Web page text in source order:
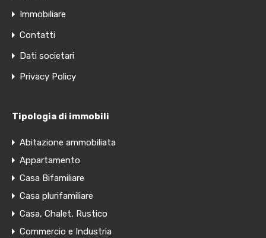
Immobiliare
Contatti
Dati societari
Privacy Policy
Tipologia di immobili
Abitazione ammobiliata
Appartamento
Casa Bifamiliare
Casa plurifamiliare
Casa, Chalet, Rustico
Commercio e Industria